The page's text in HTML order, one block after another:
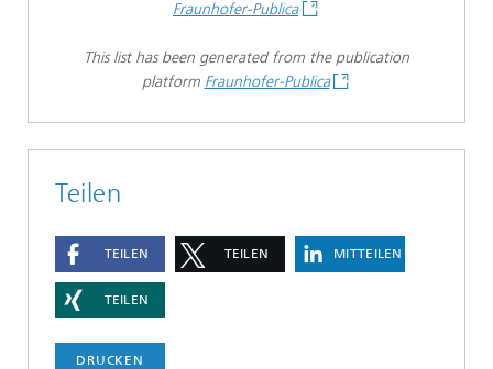
Fraunhofer-Publica
This list has been generated from the publication
platform Fraunhofer-Publica
Teilen
TEILEN TEILEN MITTEILEN
TEILEN
DRUCKEN